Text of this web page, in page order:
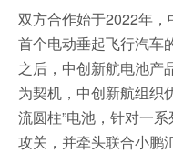
双方合作始于2022年
首个电动垂起飞行汽车
之后，中创新航电池产
为契机，中创新航组织
流圆柱”电池，针对一
攻关，并牵头联合小鹏